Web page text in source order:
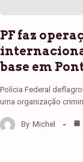
PF faz
base em
Polícia Federal
uma organização
By Michel